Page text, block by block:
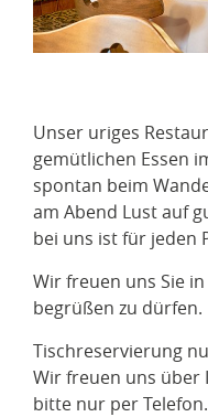
Unser uriges
gemütlichen Essen
spontan beim
am Abend Lust auf
bei uns ist für jeden
Wir freuen uns Sie
begrüßen zu dürfen.
Tischreservierung
Wir freuen uns über
bitte nur per